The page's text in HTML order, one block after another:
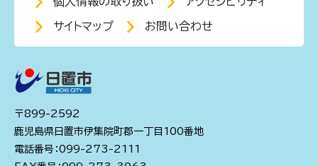
サイトマップ お問い合わせ
〒899-2592
鹿児島県日置市伊集院町郡一丁目100番地
電話番号：099-273-2111